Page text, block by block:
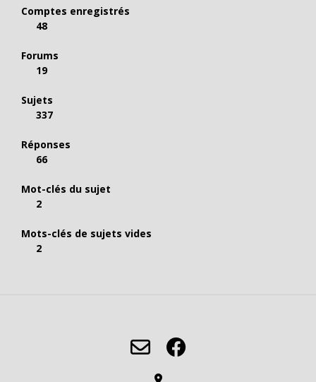
Comptes enregistrés
48
Forums
19
Sujets
337
Réponses
66
Mot-clés du sujet
2
Mots-clés de sujets vides
2